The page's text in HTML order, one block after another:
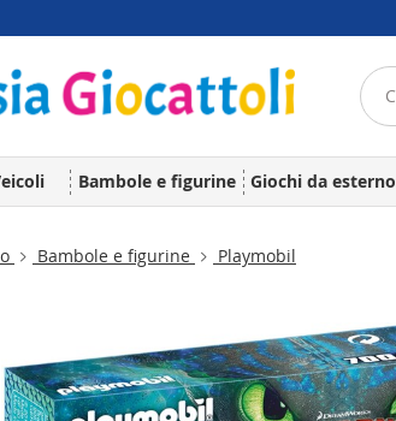
Bambole e figurine Giochi da esterno
Bambole e figurine Playmobil